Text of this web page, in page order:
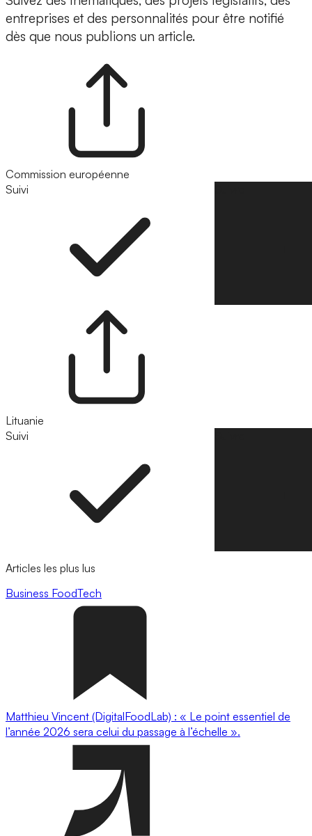
entreprises et des personnalités pour être notifié
dès que nous publions un article.
Commission européenne
Suivi
Lituanie
Suivi
Articles les plus lus
Business FoodTech
Matthieu Vincent (DigitalFoodLab) : « Le point essentiel de
l’année 2026 sera celui du passage à l’échelle ».